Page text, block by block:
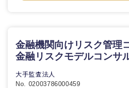
金融機関向けリスク管理
金融リスクモデルコンサ
大手監査法人
No. 02003786000459